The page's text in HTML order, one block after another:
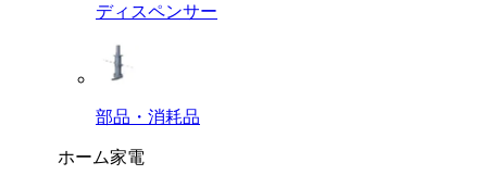
ディスペンサー
部品・消耗品
ホーム家電